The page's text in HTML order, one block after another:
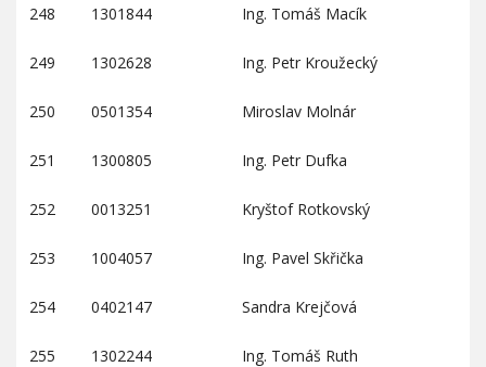
248 1301844 Ing. Tomáš Macík
249 1302628 Ing. Petr Kroužecký
250 0501354 Miroslav Molnár
251 1300805 Ing. Petr Dufka
252 0013251 Kryštof Rotkovský
253 1004057 Ing. Pavel Skřička
254 0402147 Sandra Krejčová
255 1302244 Ing. Tomáš Ruth